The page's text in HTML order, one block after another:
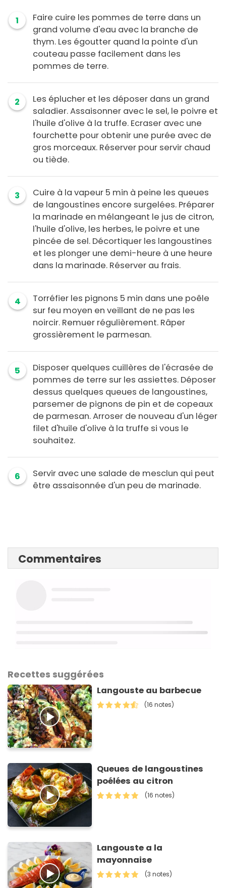
1
Faire cuire les pommes de terre dans un
grand volume d'eau avec la branche de
thym. Les égoutter quand la pointe d'un
couteau passe facilement dans les
pommes de terre.
2
Les éplucher et les déposer dans un grand
saladier. Assaisonner avec le sel, le poivre et
l'huile d'olive à la truffe. Ecraser avec une
fourchette pour obtenir une purée avec de
gros morceaux. Réserver pour servir chaud
ou tiède.
3
Cuire à la vapeur 5 min à peine les queues
de langoustines encore surgelées. Préparer
la marinade en mélangeant le jus de citron,
l'huile d'olive, les herbes, le poivre et une
pincée de sel. Décortiquer les langoustines
et les plonger une demi-heure à une heure
dans la marinade. Réserver au frais.
4
Torréfier les pignons 5 min dans une poêle
sur feu moyen en veillant de ne pas les
noircir. Remuer régulièrement. Râper
grossièrement le parmesan.
5
Disposer quelques cuillères de l'écrasée de
pommes de terre sur les assiettes. Déposer
dessus quelques queues de langoustines,
parsemer de pignons de pin et de copeaux
de parmesan. Arroser de nouveau d'un léger
filet d'huile d'olive à la truffe si vous le
souhaitez.
6
Servir avec une salade de mesclun qui peut
être assaisonnée d'un peu de marinade.
Commentaires
Recettes suggérées
Langouste au barbecue
(16 notes)
Queues de langoustines
poélées au citron
(16 notes)
Langouste a la
mayonnaise
(3 notes)